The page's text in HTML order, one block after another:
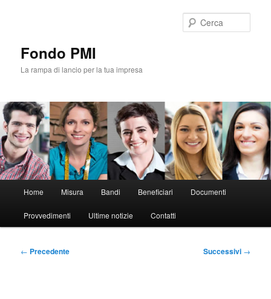
Fondo PMI
La rampa di lancio per la tua impresa
principale
Home Misura Bandi Beneficiari Documenti
Provvedimenti Ultime notizie Contatti
Navigazione
← Precedente Successivi →